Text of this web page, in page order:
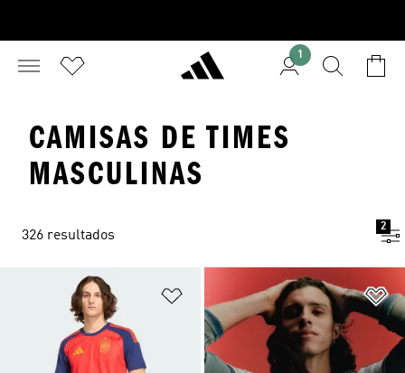
1
CAMISAS DE TIMES
MASCULINAS
326 resultados
2
Adicionar à Lista de Desejos